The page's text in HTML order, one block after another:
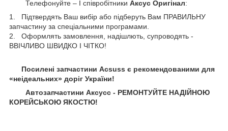
Телефонуйте – І співробітники Аксус Оригінал:
1. Підтвердять Ваш вибір або підберуть Вам ПРАВИЛЬНУ
запчастину за спеціальними програмами.
2. Оформлять замовлення, надішлють, супроводять -
ВВІЧЛИВО ШВИДКО І ЧІТКО!
Посилені запчастини Acsuss є рекомендованими для
«неідеальних» доріг України!
Автозапчастини Аксусс - РЕМОНТУЙТЕ НАДІЙНОЮ
КОРЕЙСЬКОЮ ЯКОСТЮ!